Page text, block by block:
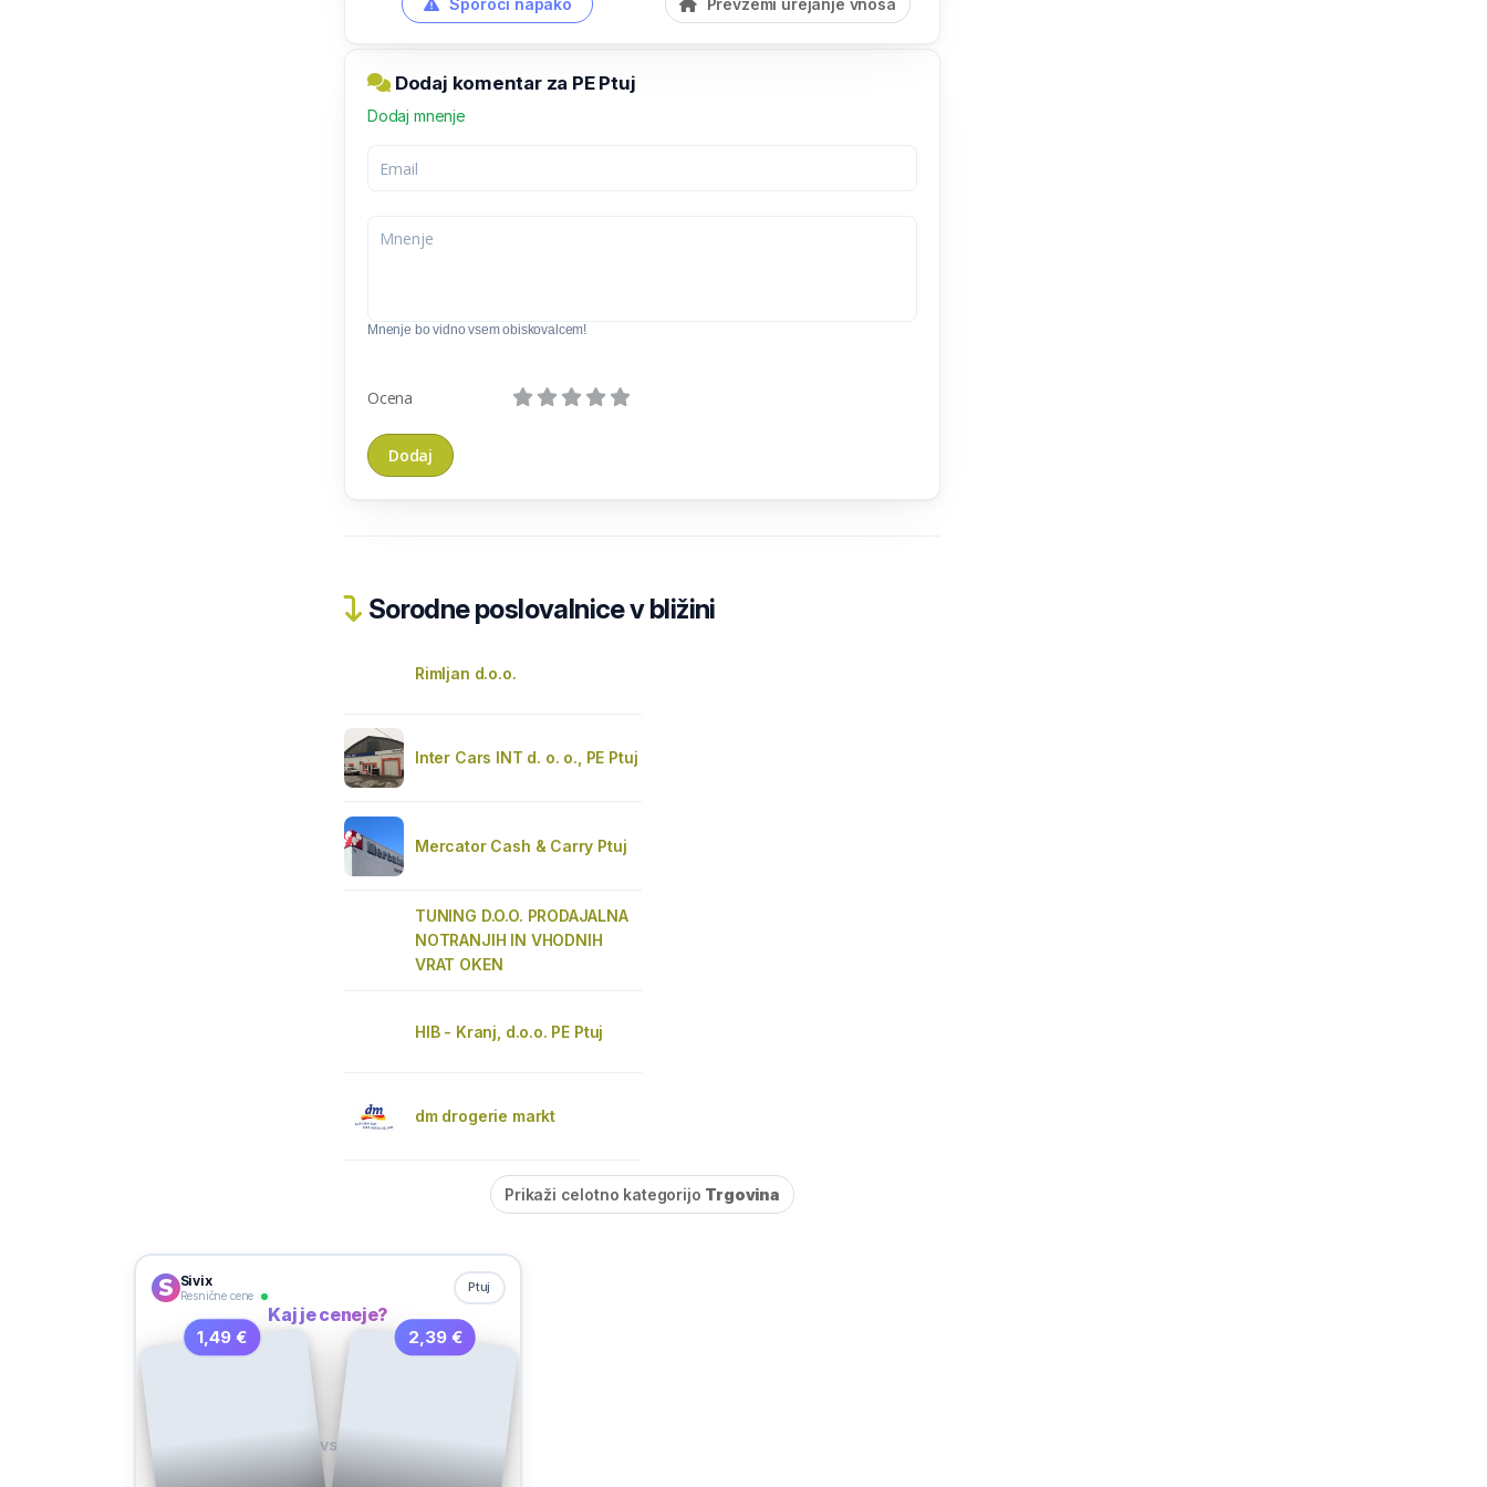
Sporoči napako Prevzemi urejanje vnosa
Dodaj komentar za PE Ptuj
Dodaj mnenje
Mnenje bo vidno vsem obiskovalcem!
Ocena
Sorodne poslovalnice v bližini
Rimljan d.o.o.
Inter Cars INT d. o. o., PE Ptuj
Mercator Cash & Carry Ptuj
TUNING D.O.O. PRODAJALNA
NOTRANJIH IN VHODNIH
VRAT OKEN
HIB - Kranj, d.o.o. PE Ptuj
dm drogerie markt
Prikaži celotno kategorijo Trgovina
Sivix
Resnične cene
Ptuj
Kaj je ceneje?
1,49 €
VS
2,39 €